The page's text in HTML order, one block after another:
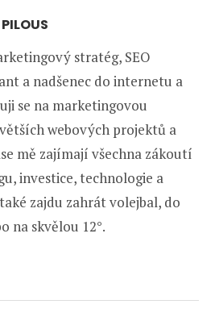
stratég, SEO
a nadšenec do internetu a
se na marketingovou
webových projektů a
mě zajímají všechna zákoutí
investice, technologie a
zajdu zahrát volejbal, do
na skvělou 12°.